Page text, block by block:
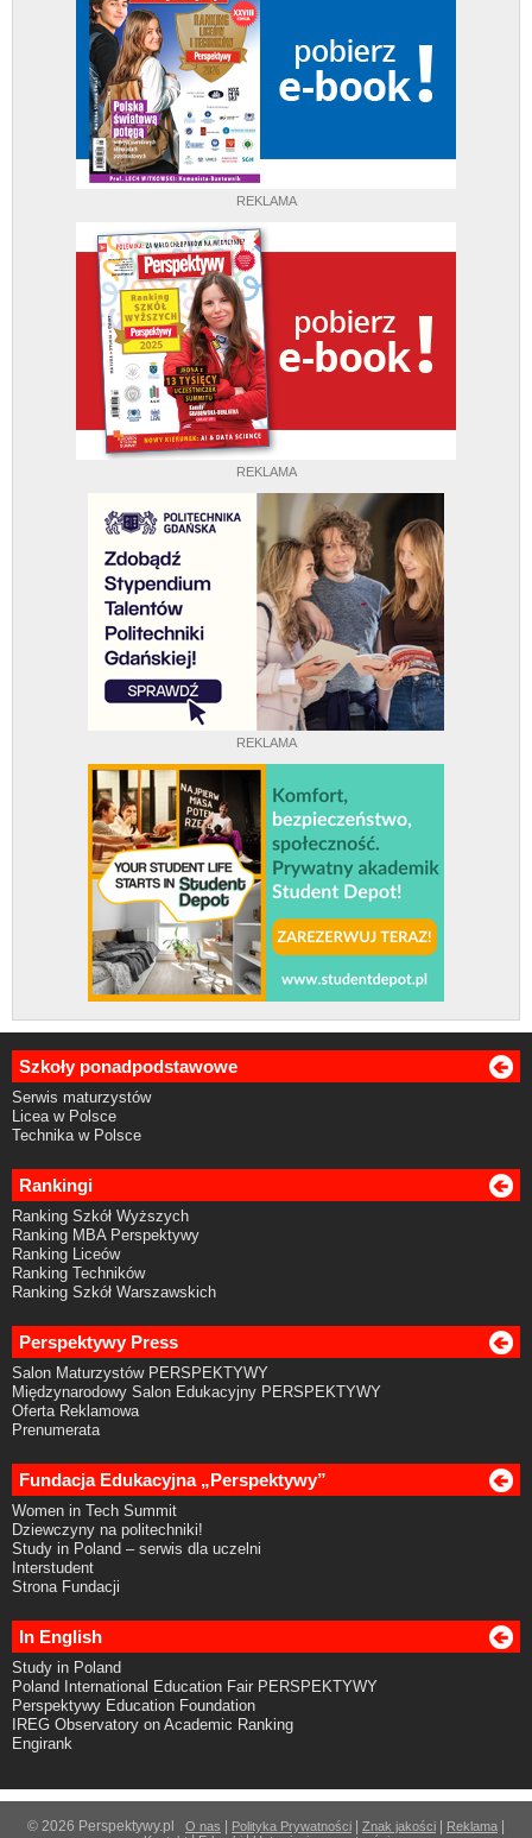
REKLAMA
REKLAMA
REKLAMA
Szkoły ponadpodstawowe
Serwis maturzystów
Licea w Polsce
Technika w Polsce
Rankingi
Ranking Szkół Wyższych
Ranking MBA Perspektywy
Ranking Liceów
Ranking Techników
Ranking Szkół Warszawskich
Perspektywy Press
Salon Maturzystów PERSPEKTYWY
Międzynarodowy Salon Edukacyjny PERSPEKTYWY
Oferta Reklamowa
Prenumerata
Fundacja Edukacyjna „Perspektywy”
Women in Tech Summit
Dziewczyny na politechniki!
Study in Poland – serwis dla uczelni
Interstudent
Strona Fundacji
In English
Study in Poland
Poland International Education Fair PERSPEKTYWY
Perspektywy Education Foundation
IREG Observatory on Academic Ranking
Engirank
© 2026 Perspektywy.pl O nas Polityka Prywatności Znak jakości Reklama